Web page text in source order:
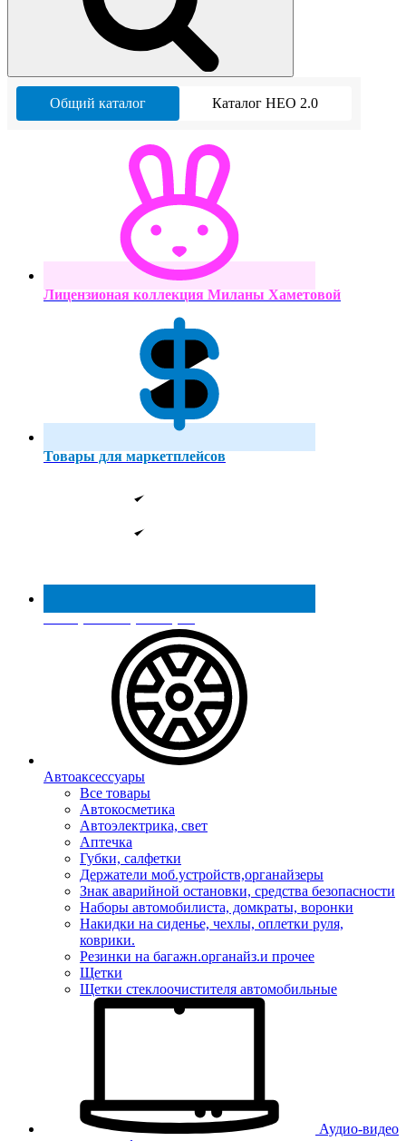
Общий каталог Каталог НЕО 2.0
Лицензионая коллекция Миланы Хаметовой
Товары для маркетплейсов
Реестр МинПромТорга
Автоаксессуары
Все товары
Автокосметика
Автоэлектрика, свет
Аптечка
Губки, салфетки
Держатели моб.устройств,органайзеры
Знак аварийной остановки, средства безопасности
Наборы автомобилиста, домкраты, воронки
Накидки на сиденье, чехлы, оплетки руля,
коврики.
Резинки на багажн.органайз.и прочее
Щетки
Щетки стеклоочистителя автомобильные
Аудио-видео